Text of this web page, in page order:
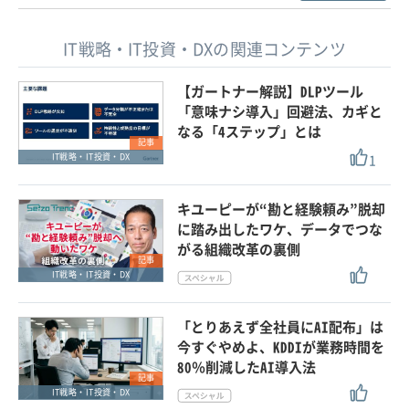
IT戦略・IT投資・DXの関連コンテンツ
記事
IT戦略・IT投資・DX
【ガートナー解説】DLPツール
「意味ナシ導入」回避法、カギと
なる「4ステップ」とは
1
記事
IT戦略・IT投資・DX
キユーピーが“勘と経験頼み”脱却
に踏み出したワケ、データでつな
がる組織改革の裏側
記事
IT戦略・IT投資・DX
「とりあえず全社員にAI配布」は
今すぐやめよ、KDDIが業務時間を
80％削減したAI導入法